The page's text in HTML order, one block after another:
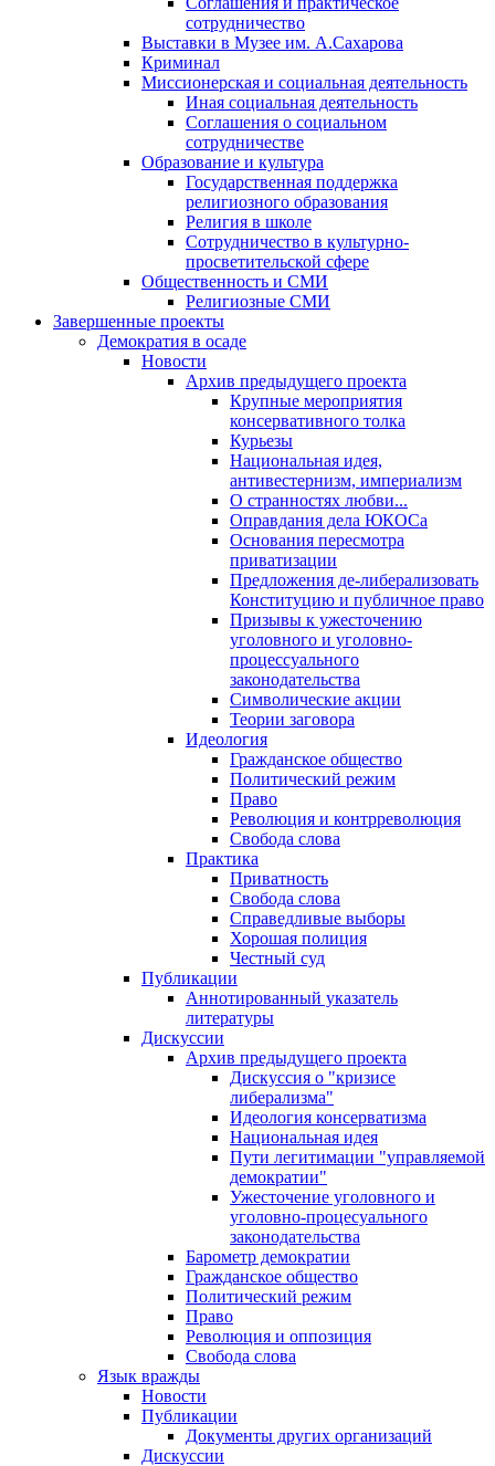
сотрудничество
Выставки в Музее им. А.Сахарова
Криминал
Миссионерская и социальная деятельность
Иная социальная деятельность
Соглашения о социальном
сотрудничестве
Образование и культура
Государственная поддержка
религиозного образования
Религия в школе
Сотрудничество в культурно-
просветительской сфере
Общественность и СМИ
Религиозные СМИ
Завершенные проекты
Демократия в осаде
Новости
Архив предыдущего проекта
Крупные мероприятия
консервативного толка
Курьезы
Национальная идея,
антивестернизм, империализм
О странностях любви...
Оправдания дела ЮКОСа
Основания пересмотра
приватизации
Предложения де-либерализовать
Конституцию и публичное право
Призывы к ужесточению
уголовного и уголовно-
процессуального
законодательства
Символические акции
Теории заговора
Идеология
Гражданское общество
Политический режим
Право
Революция и контрреволюция
Свобода слова
Практика
Приватность
Свобода слова
Справедливые выборы
Хорошая полиция
Честный суд
Публикации
Аннотированный указатель
литературы
Дискуссии
Архив предыдущего проекта
Дискуссия о "кризисе
либерализма"
Идеология консерватизма
Национальная идея
Пути легитимации "управляемой
демократии"
Ужесточение уголовного и
уголовно-процесуального
законодательства
Барометр демократии
Гражданское общество
Политический режим
Право
Революция и оппозиция
Свобода слова
Язык вражды
Новости
Публикации
Документы других организаций
Дискуссии